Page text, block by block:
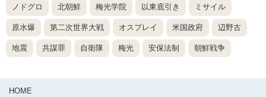
ノドグロ 北朝鮮 梅光学院 以東底引き ミサイル
原水爆 第二次世界大戦 オスプレイ 米国政府 辺野古
地震 共謀罪 自衛隊 梅光 安保法制 朝鮮戦争
HOME